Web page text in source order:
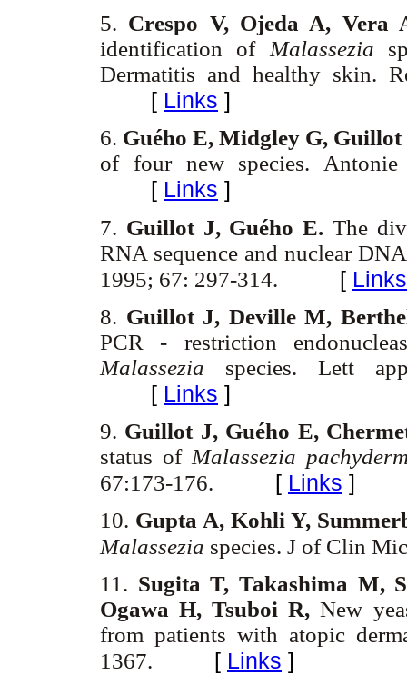
5. Crespo V, Ojeda A, Vera
identification of Malassezia
Dermatitis and healthy skin.
[ Links ]
6. Guého E, Midgley G,
of four new species.
[ Links ]
7. Guillot J, Guého E.The
RNA sequence and nuclear
1995; 67: 297-314.
[ Links
8. Guillot J, Deville M,
PCR - restriction
Malassezia species. Lett
[ Links ]
9. Guillot J, Guého E,
status of Malassezia
67:173-176.
[ Links ]
10. Gupta A, Kohli Y,
Malassezia species. J of Clin
11. Sugita T, Takashima M,
Ogawa H, Tsuboi R,New
from patients with atopic
1367.
[ Links ]